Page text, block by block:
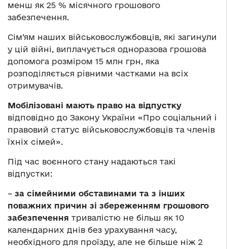
менш як 25 % місячного грошового
забезпечення.
Сім’ям наших військовослужбовців, які загинули
у цій війні, виплачується одноразова грошова
допомога розміром 15 млн грн, яка
розподіляється рівними частками на всіх
отримувачів.
Мобілізовані мають право на відпустку
відповідно до Закону України «Про соціальний і
правовий статус військовослужбовців та членів
їхніх сімей».
Під час воєнного стану надаються такі
відпустки:
– за сімейними обставинами та з інших
поважних причин зі збереженням грошового
забезпечення тривалістю не більш як 10
календарних днів без урахування часу,
необхідного для проїзду, але не більше ніж 2